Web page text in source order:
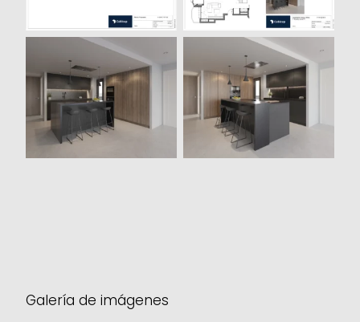
Render 3D propuesta
Cocina 1
Render 3D propuesta
Cocina 2
Galería de imágenes